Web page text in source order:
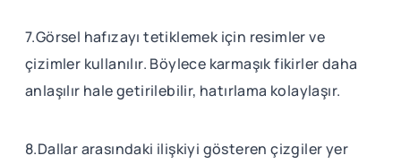
7.Görsel hafızayı tetiklemek için resimler ve
çizimler kullanılır. Böylece karmaşık fikirler daha
anlaşılır hale getirilebilir, hatırlama kolaylaşır.
8.Dallar arasındaki ilişkiyi gösteren çizgiler yer